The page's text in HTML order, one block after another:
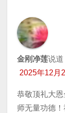
金刚净莲说道
2025年12月
恭敬顶礼大
师无量功德